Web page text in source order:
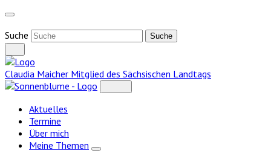
Weiter
Inhalt
Suche
Claudia Maicher Mitglied des Sächsischen Landtags
Aktuelles
Termine
Über mich
Meine Themen